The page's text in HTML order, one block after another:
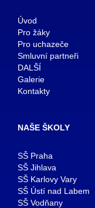
Úvod
Pro žáky
Pro uchazeče
Smluvní partneři
DALŠÍ
Galerie
Kontakty
NAŠE ŠKOLY
SŠ Praha
SŠ Jihlava
SŠ Karlovy Vary
SŠ Ústí nad Labem
SŠ Vodňany